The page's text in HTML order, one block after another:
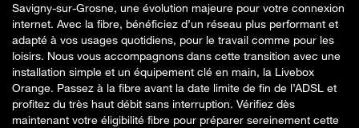
Savigny-sur-Grosne, une évolution majeure pour votre connexion
internet. Avec la fibre, bénéficiez d’un réseau plus performant et
adapté à vos usages quotidiens, pour le travail comme pour les
loisirs. Nous vous accompagnons dans cette transition avec une
installation simple et un équipement clé en main, la Livebox
Orange. Passez à la fibre avant la date limite de fin de l’ADSL et
profitez du très haut débit sans interruption. Vérifiez dès
maintenant votre éligibilité fibre pour préparer sereinement cette